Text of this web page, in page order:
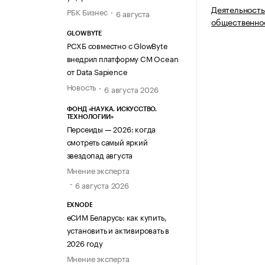
РБК Бизнес
6 августа
GLOWBYTE
РСХБ совместно с GlowByte
внедрил платформу CM Ocean
от Data Sapience
Новость
6 августа 2026
ФОНД «НАУКА. ИСКУССТВО.
ТЕХНОЛОГИИ»
Персеиды — 2026: когда
смотреть самый яркий
звездопад августа
Мнение эксперта
6 августа 2026
EXNODE
еСИМ Беларусь: как купить,
установить и активировать в
2026 году
Мнение эксперта